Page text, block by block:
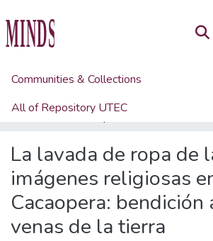
Communities & Collections
All of Repository UTEC
Home
Artículos de revistas UTEC
La lavada de ropa de
imágenes religiosas
Cacaopera: bendición
venas de la tierra